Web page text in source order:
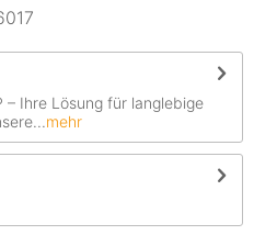
– Ihre Lösung für langlebige
mehr